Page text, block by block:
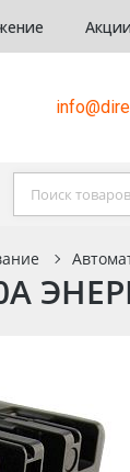
Акции